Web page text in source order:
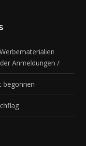
Anmeldungen /
begonnen